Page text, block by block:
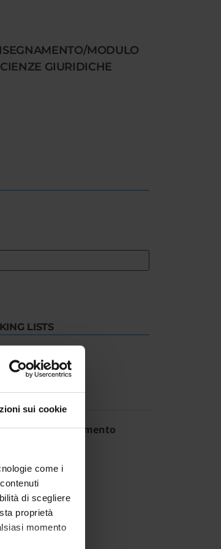
sui cookie
come i
di scegliere
proprietà
momento
MODULO
GIURIDICHE
LISTS
atti
insegnamento